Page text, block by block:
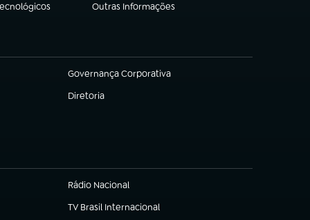
Outras Informações
(abre em nova aba)
Governança Corporativa
(abre em nova aba)
Diretoria
(abre em nova aba)
Rádio Nacional
(abre em nova aba)
TV Brasil Internacional
(abre em nova aba)